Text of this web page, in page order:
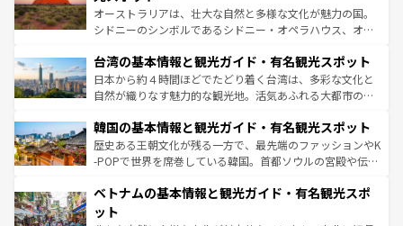
るだろう。車でのロードトリップや列車の旅も、アメリカ
ならではの贅沢な旅のスタイルだ。 なお、新着のアメリカ
情報は コンテンツ一覧 を参照してほしい。
おすすめ。エメラルドグリーンに輝く海をはじめ、豊かな
文化や歴史が息づいている。「アロハスピリット」と呼ば
人々、おいしいローカルフードやハワイアンミュージッ
ク、伝統的なフラダンスなど、すべてがハワイの魅力を彩
っている。訪れるたびに新しい発見と感動が待っているハ
はコンテンツ一覧を参照してほしい。
オーストラリアは、壮大な自然と多様な文化が魅力の国。
シドニーのシンボルであるシドニー・オペラハウス、オー
リアリーフや大陸中央部にそびえるウルル（エアーズロッ
ク）、タスマニアの美しい原生林やケアンズの熱帯雨林な
ど、見どころがたくさん。また、カフェやワイン、オージ
いる。アクティビティも充実しており、サーフィンやダイ
ビング、ハイキングなど、アウトドア好きにはたまらな
い。オーストラリアの多彩な魅力を存分に味わいつくそ
参照してほしい。
台湾の基本情報と観光ガイド・有名観光スポット
日本から約４時間ほどでたどり着く台湾は、多彩な文化と
自然が織りなす魅力的な観光地。活気あふれる大都市の台
ン）、静ひつな山岳地帯である台湾東部など、都市の喧騒
と山間の静けさが共存しており、訪れる人に新しい発見と
驚きをもたらしてくれる。また、奥深い台湾の食文化も魅
容にもいいと評判のスイーツなど、バラエティ豊かな料理
韓国の基本情報と観光ガイド・有名観光スポット
歴史ある王朝文化が残る一方で、最先端のファッションやK
-POPで世界を席巻している韓国。首都ソウルの宮殿や伝統
き、地方に足を延ばせば四季折々の自然美を楽しむことが
できる。そして、キムチや焼肉、絶品のストリートフード
ベトナムの基本情報と観光ガイド・有名観光スポ
ット